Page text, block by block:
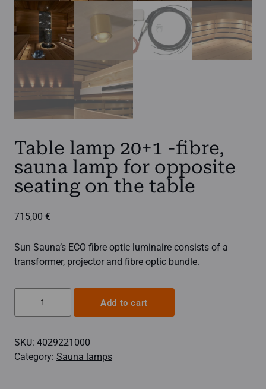
Table lamp 20+1 -fibre,
sauna lamp for opposite
seating on the table
715,00 €
Sun Sauna’s ECO fibre optic luminaire consists of a
transformer, projector and fibre optic bundle.
-
fibre,
Add to cart
SKU: 4029221000
Category: Sauna lamps